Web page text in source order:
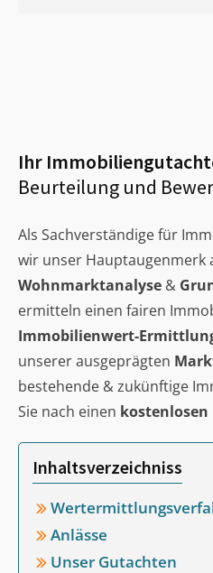
Ihr
Beurteilung und
Als Sachverständige für
wir unser Hauptaugenmerk
Wohnmarktanalyse &
ermitteln einen fairen
Immobilienwert-
unserer ausgeprägten
bestehende & zukünftige
Sie nach einen
Inhaltsverzeichniss
Anlässe
Unser Gutachten